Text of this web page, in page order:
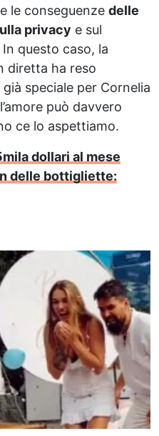
le conseguenze delle
privacy e sul
questo caso, la
diretta ha reso
speciale per Cornelia
può davvero
ce lo aspettiamo.
dollari al mese
delle bottigliette: